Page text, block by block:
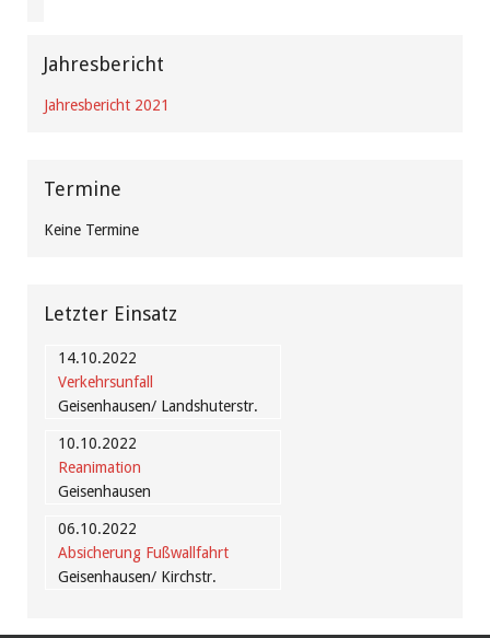
Jahresbericht
Jahresbericht 2021
Termine
Keine Termine
Letzter Einsatz
14.10.2022
Verkehrsunfall
Geisenhausen/ Landshuterstr.
10.10.2022
Reanimation
Geisenhausen
06.10.2022
Absicherung Fußwallfahrt
Geisenhausen/ Kirchstr.